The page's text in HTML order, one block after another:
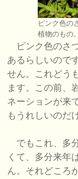
ピンク色の
植物のもの。
ピンク色のさ
あるらしいので
せん。これどう
ます。この前、
ネーションが来
もうれしいのだ
でもこれ、多
くて、多分来年
ん。それどころ